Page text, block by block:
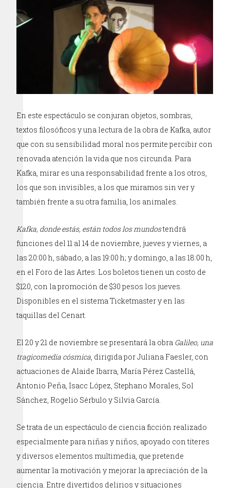
En este espectáculo se conjuran objetos, sombras,
textos filosóficos y una lectura de la obra de Kafka, autor
que con su sensibilidad moral nos permite percibir con
renovada atención la vida que nos circunda. Para
Kafka, mirar es una responsabilidad frente a los otros,
los que son invisibles, a los que miramos sin ver y
también frente a su otra familia, los animales.
Kafka, donde estás, están todos los mundostendrá
funciones del 11 al 14 de noviembre, jueves y viernes, a
las 20:00 h, sábado, a las 19:00 h; y domingo, a las 18:00 h,
en el Foro de las Artes. Los boletos tienen un costo de
$120, con la promoción de $30 pesos los jueves.
Disponibles en el sistema Ticketmaster y en las
taquillas del Cenart.
El 20 y 21 de noviembre se presentará la obra Galileo, una
tragicomedia cósmica , dirigida por Juliana Faesler, con
actuaciones de Alaide Ibarra, María Pérez Castellá,
Antonio Peña, Isacc López, Stephano Morales, Sol
Sánchez, Rogelio Sérbulo y Silvia García.
Se trata de un espectáculo de ciencia ficción realizado
especialmente para niñas y niños, apoyado con títeres
y diversos elementos multimedia, que pretende
aumentar la motivación y mejorar la apreciación de la
ciencia. Entre divertidos delirios y situaciones